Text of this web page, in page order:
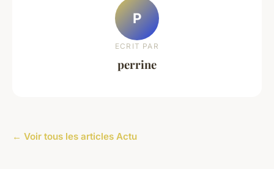
P
ECRIT PAR
perrine
← Voir tous les articles Actu